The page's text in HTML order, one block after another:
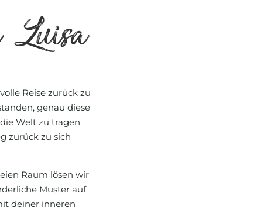
Luisa
Reise zurück zu
genau diese
Welt zu tragen
zurück zu sich
Raum lösen wir
Muster auf
deiner inneren